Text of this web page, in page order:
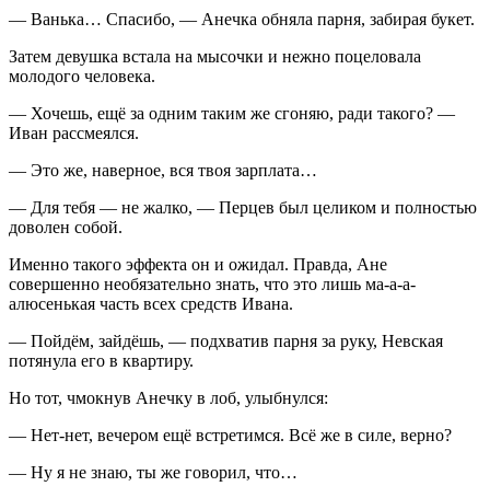
— Ванька… Спасибо, — Анечка обняла парня, забирая букет.
Затем девушка встала на мысочки и нежно поцеловала
молодого человека.
— Хочешь, ещё за одним таким же сгоняю, ради такого? —
Иван рассмеялся.
— Это же, наверное, вся твоя зарплата…
— Для тебя — не жалко, — Перцев был целиком и полностью
доволен собой.
Именно такого эффекта он и ожидал. Правда, Ане
совершенно необязательно знать, что это лишь ма-а-а-
алюсенькая часть всех средств Ивана.
— Пойдём, зайдёшь, — подхватив парня за руку, Невская
потянула его в квартиру.
Но тот, чмокнув Анечку в лоб, улыбнулся:
— Нет-нет, вечером ещё встретимся. Всё же в силе, верно?
— Ну я не знаю, ты же говорил, что…